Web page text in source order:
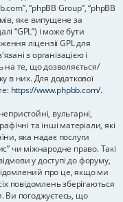
“phpBB Group”, “phpBB
яке випущене за
“GPL”) і може бути
ліцензії GPL для
з організацією і
на те, що дозволяється/
в них. Для додаткової
https://www.phpbb.com/.
вульгарні,
та інші матеріали, які
яка надає послуги
чи міжнародне право. Такі
у доступі до форуму,
про це, якщо ми
повідомлень зберігаються
Ви погоджуєтесь, що